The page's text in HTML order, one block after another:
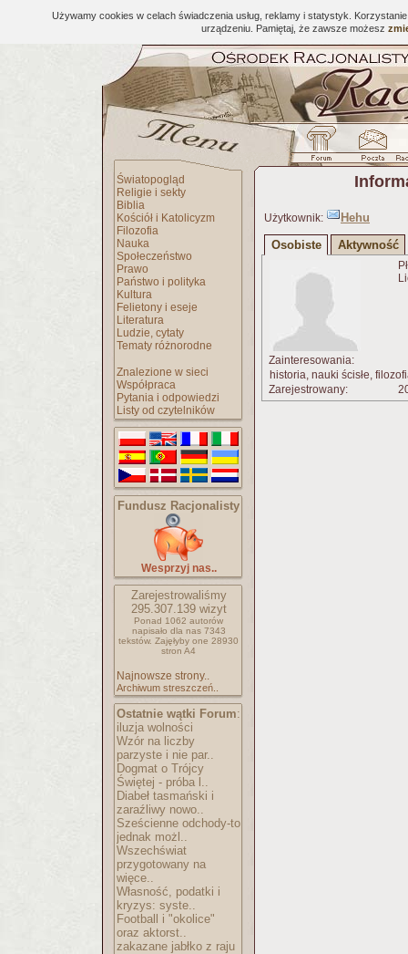
Używamy cookies w celach świadczenia usług, reklamy i statystyk.
urządzeniu. Pamiętaj, że zawsze możesz
Światopogląd
Religie i sekty
Biblia
Kościół i Katolicyzm
Filozofia
Nauka
Społeczeństwo
Prawo
Państwo i polityka
Kultura
Felietony i eseje
Literatura
Ludzie, cytaty
Tematy różnorodne
Znalezione w sieci
Współpraca
Pytania i odpowiedzi
Listy od czytelników
Fundusz Racjonalisty
Wesprzyj nas..
Zarejestrowaliśmy
295.307.139wizyt
Ponad 1062 autorów
napisało dla nas 7343
tekstów. Zajęłyby one 28930
stron A4
Najnowsze strony..
Archiwum streszczeń..
Ostatnie wątki Forum:
iluzja wolności
Wzór na liczby
parzyste i nie par..
Dogmat o Trójcy
Świętej - próba l..
Diabeł tasmański i
zaraźliwy nowo..
Sześcienne odchody-to
jednak możl..
Wszechświat
przygotowany na
więce..
Własność, podatki i
kryzys: syste..
Football i "okolice"
oraz aktorst..
zakazane jabłko z raju
Użytkownik:
Hehu
Osobiste
Aktywność
Zainteresowania:
historia, nauki ścisłe,
Zarejestrowany: